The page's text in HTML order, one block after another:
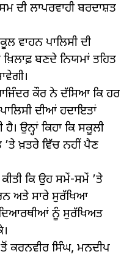
ਦੀ ਲਾਪਰਵਾਹੀ ਬਰਦਾਸ਼ਤ
ਵਾਹਨ ਪਾਲਿਸੀ ਦੀ
ਬਣਦੇ ਨਿਯਮਾਂ ਤਹਿਤ
ਕੌਰ ਨੇ ਦੱਸਿਆ ਕਿ ਹਰ
ਦੀਆਂ ਹਦਾਇਤਾਂ
ਉਨ੍ਹਾਂ ਕਿਹਾ ਕਿ ਸਕੂਲੀ
ਖ਼ਤਰੇ ਵਿੱਚ ਨਹੀਂ ਪੈਣ
ਕਿ ਉਹ ਸਮੇਂ-ਸਮੇਂ ’ਤੇ
ਅਤੇ ਸਾਰੇ ਸੁਰੱਖਿਆ
ਨੂੰ ਸੁਰੱਖਿਅਤ
ਕਰਨਵੀਰ ਸਿੰਘ, ਮਨਦੀਪ